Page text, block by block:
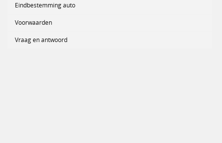
Eindbestemming auto
Voorwaarden
Vraag en antwoord